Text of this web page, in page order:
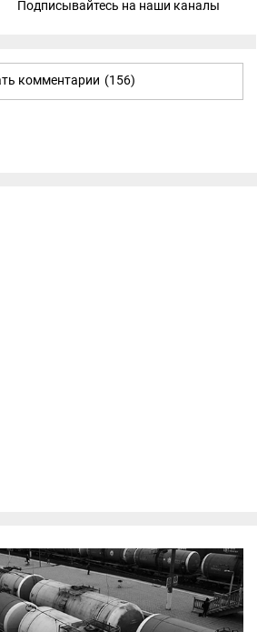
Подписывайтесь на наши каналы
комментарии (156)